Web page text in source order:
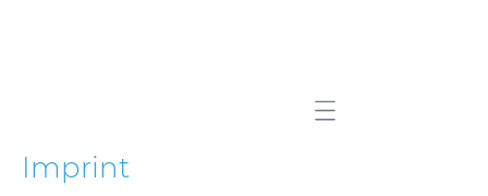
Mobile navigation
Imprint